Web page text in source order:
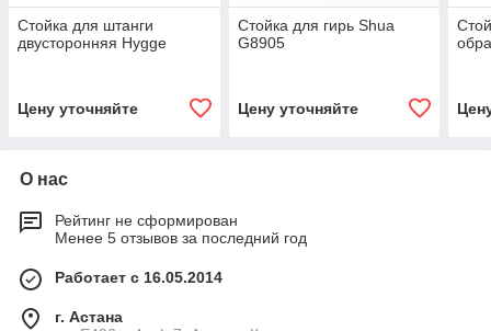
Стойка для штанги
двусторонняя Hygge
Цену уточняйте
Стойка для гирь Shua
G8905
Цену уточняйте
О нас
Рейтинг не сформирован
Менее 5 отзывов за последний год
Работает с 16.05.2014
г. Астана